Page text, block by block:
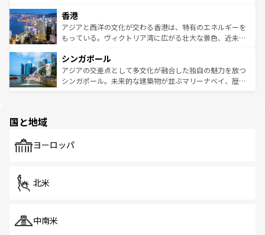
とつ。フォーやバインミー、ベトナムコーヒーなどは、ぜ
ひ現地で味わいたい。どの地域を訪れてもあたたかい人々
が旅行者を迎えてくれるので、きっと忘れられない旅にな
参照してほしい。
の活気が交差している。北部ではチェンマイなどの山岳地
帯で自然と触れ合い、南部ではプーケットやクラビの美し
いビーチでリゾート気分を楽しむことができる。タイ料理
激する。気候は一年中温暖で、どの季節にも異なる楽しみ
が待っている。親しみやすいタイの人々、仏教を中心とし
た文化、そして多様な観光資源が、訪れる旅人を魅了し続
香港
アジアと西洋の文化が交わる香港は、特有のエネルギーを
もっている。ヴィクトリア湾に広がる壮大な景色、近未来
み、どこを訪れても感動するはず。観光スポットが密集し
ており、効率よく見どころを回れるのも魅力。息をのむよ
うな絶景から文化的な体験まで、香港を存分に楽しみ尽く
シンガポール
アジアの交差点として多文化が融合した独自の魅力を放つ
シンガポール。未来的な建築物が並ぶマリーナベイ、歴史
で、ホーカーズは地元の風情を楽しめる外せないスポット
国と地域
ヨーロッパ
北米
中南米